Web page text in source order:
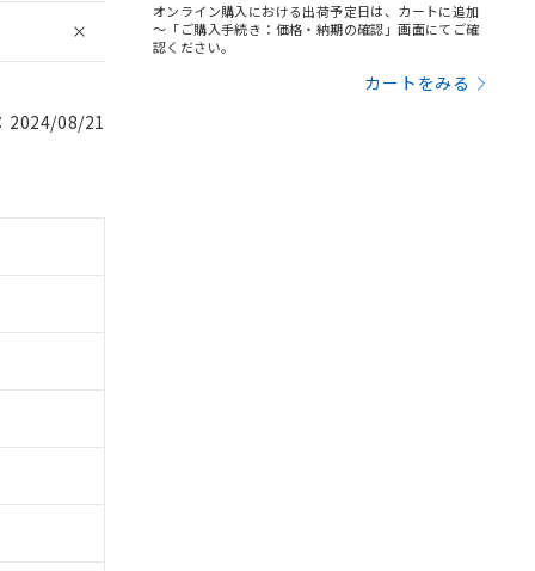
2024/08/21
オンライン購入における出荷予定日は、カートに追加
～「ご購入手続き：価格・納期の確認」画面にてご確
認ください。
カートをみる